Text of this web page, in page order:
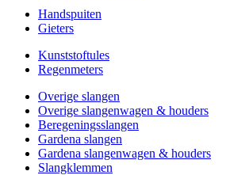
Handspuiten
Gieters
Kunststoftules
Regenmeters
Overige slangen
Overige slangenwagen & houders
Beregeningsslangen
Gardena slangen
Gardena slangenwagen & houders
Slangklemmen